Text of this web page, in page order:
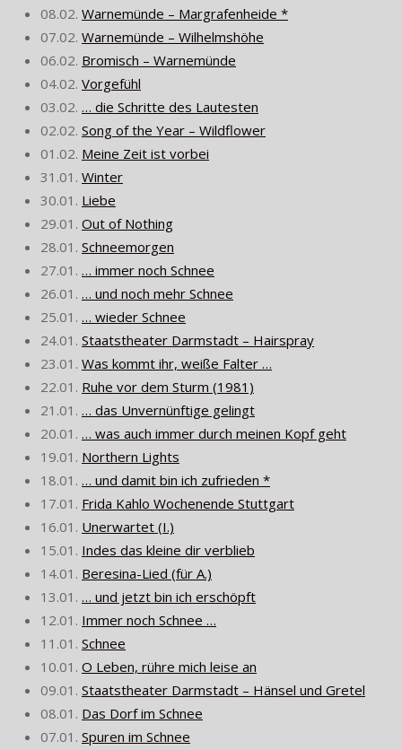
08.02. Warnemünde – Margrafenheide *
07.02. Warnemünde – Wilhelmshöhe
06.02. Bromisch – Warnemünde
04.02. Vorgefühl
03.02. … die Schritte des Lautesten
02.02. Song of the Year – Wildflower
01.02. Meine Zeit ist vorbei
31.01. Winter
30.01. Liebe
29.01. Out of Nothing
28.01. Schneemorgen
27.01. … immer noch Schnee
26.01. … und noch mehr Schnee
25.01. … wieder Schnee
24.01. Staatstheater Darmstadt – Hairspray
23.01. Was kommt ihr, weiße Falter …
22.01. Ruhe vor dem Sturm (1981)
21.01. … das Unvernünftige gelingt
20.01. … was auch immer durch meinen Kopf geht
19.01. Northern Lights
18.01. … und damit bin ich zufrieden *
17.01. Frida Kahlo Wochenende Stuttgart
16.01. Unerwartet (I.)
15.01. Indes das kleine dir verblieb
14.01. Beresina-Lied (für A.)
13.01. … und jetzt bin ich erschöpft
12.01. Immer noch Schnee …
11.01. Schnee
10.01. O Leben, rühre mich leise an
09.01. Staatstheater Darmstadt – Hänsel und Gretel
08.01. Das Dorf im Schnee
07.01. Spuren im Schnee